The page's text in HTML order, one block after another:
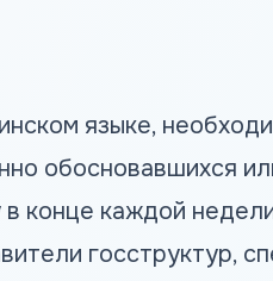
языке,
обосновавшихся
конце каждой
госструктур,